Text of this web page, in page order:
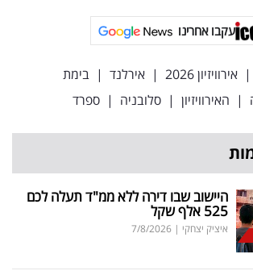
עקבו אחרינו
| אירוויזיון 2026 | אירלנד | בימת
| האירוויזיון | סלובניה | ספרד
היישוב שבו דירה ללא ממ"ד תעלה לכם
525 אלף שקל
איציק יצחקי |
7/8/2026